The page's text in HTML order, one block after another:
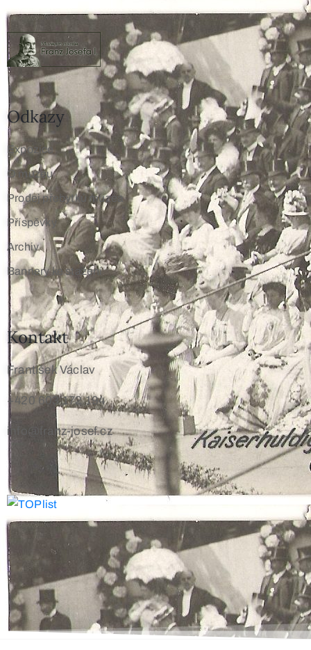
Odkazy
Expozice
O muzeu
Prodej přebytků muzea
Příspěvky
Archiv
Bannery ke stažení
Kontakt
František Václav
+420 603 172 194
info@franz-josef.cz